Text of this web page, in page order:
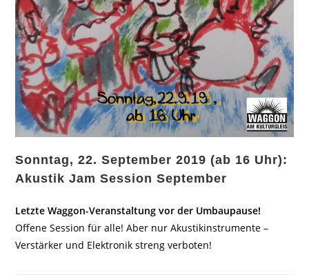
Sonntag, 22. September 2019 (ab 16 Uhr):
Akustik Jam Session September
Letzte Waggon-Veranstaltung vor der Umbaupause!
Offene Session für alle! Aber nur Akustikinstrumente –
Verstärker und Elektronik streng verboten!